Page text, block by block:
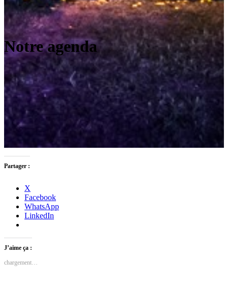
Notre agenda
Partager :
X
Facebook
WhatsApp
LinkedIn
J’aime ça :
chargement…